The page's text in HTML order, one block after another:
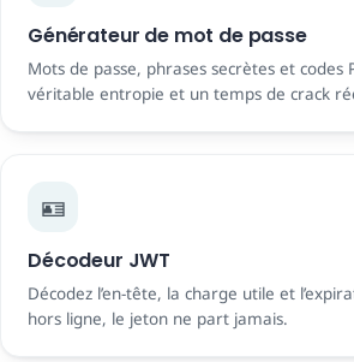
Générateur de mot de passe
Mots de passe, phrases secrètes et codes
véritable entropie et un temps de crack
🪪
Décodeur JWT
Décodez l’en-tête, la charge utile et
hors ligne, le jeton ne part jamais.